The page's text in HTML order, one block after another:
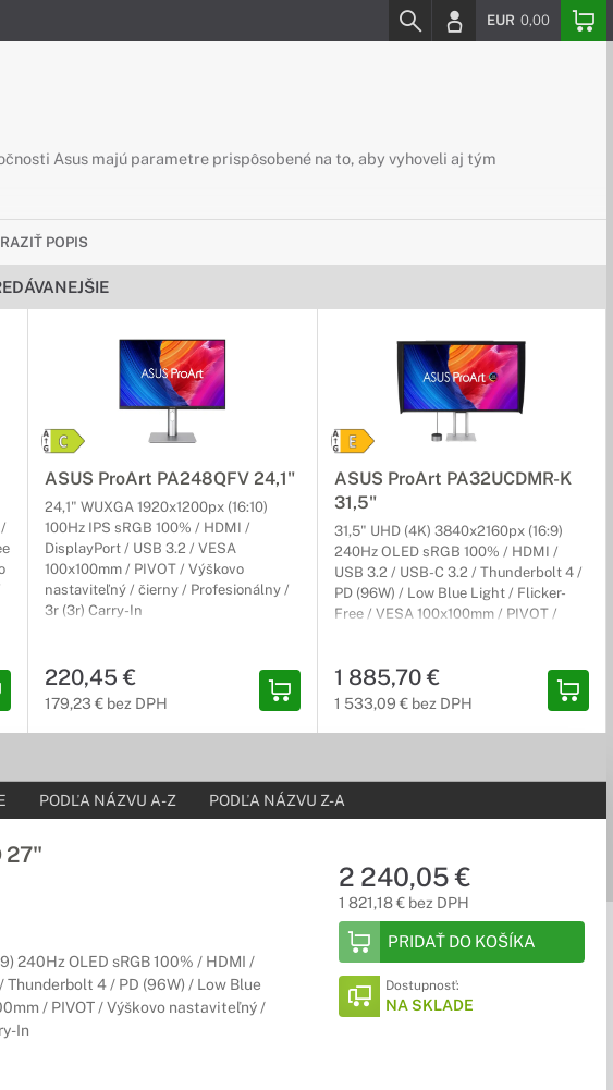
EUR 0,00
Asus majú parametre prispôsobené na to, aby vyhoveli aj tým
POPIS
ASUS ProArt PA248QFV 24,1"
24,1" WUXGA 1920x1200px (16:10)
100Hz IPS sRGB 100% / HDMI /
DisplayPort / USB 3.2 / VESA
100x100mm / PIVOT / Výškovo
nastaviteľný / čierny / Profesionálny /
3r (3r) Carry-In
220,45 €
179,23 € bez DPH
ASUS ProArt PA32UCDMR-K
31,5"
31,5" UHD (4K) 3840x2160px (16:9)
240Hz OLED sRGB 100% / HDMI /
USB 3.2 / USB-C 3.2 / Thunderbolt 4 /
PD (96W) / Low Blue Light / Flicker-
Free / VESA 100x100mm / PIVOT /
1 885,70 €
1 533,09 € bez DPH
PODĽA NÁZVU A-Z PODĽA NÁZVU Z-A
27"
240Hz OLED sRGB 100% / HDMI /
Thunderbolt 4 / PD (96W) / Low Blue
/ PIVOT / Výškovo nastaviteľný /
In
2 240,05 €
1 821,18 € bez DPH
PRIDAŤ DO KOŠÍKA
Dostupnosť:
NA SKLADE